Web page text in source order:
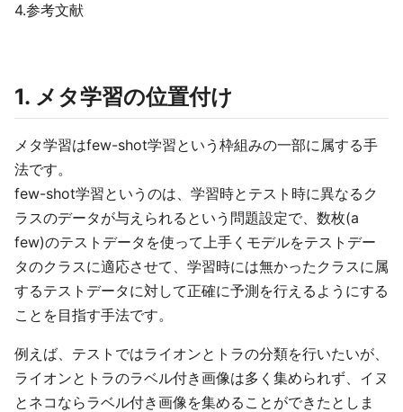
4.参考文献
1. メタ学習の位置付け
メタ学習はfew-shot学習という枠組みの⼀部に属する手
法です。
few-shot学習というのは、学習時とテスト時に異なるク
ラスのデータが与えられるという問題設定で、数枚(a
few)のテストデータを使って上手くモデルをテストデー
タのクラスに適応させて、学習時には無かったクラスに属
するテストデータに対して正確に予測を行えるようにする
ことを目指す手法です。
例えば、テストではライオンとトラの分類を行いたいが、
ライオンとトラのラベル付き画像は多く集められず、イヌ
とネコならラベル付き画像を集めることができたとしま